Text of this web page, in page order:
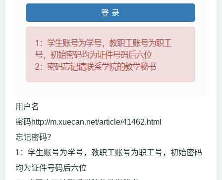
用户名
密码http://m.xuecan.net/article/41462.html
忘记密码？
1：学生账号为学号，教职工账号为职工号，初始密码
均为证件号码后六位